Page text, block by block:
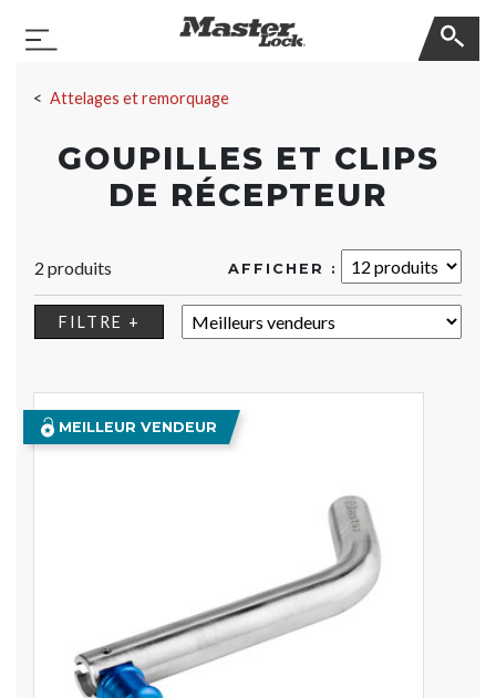
Basculer la navigation
Attelages et remorquage
GOUPILLES ET CLIPS
DE RÉCEPTEUR
2 produits AFFICHER :
FILTRE + TRIER :
MEILLEUR VENDEUR